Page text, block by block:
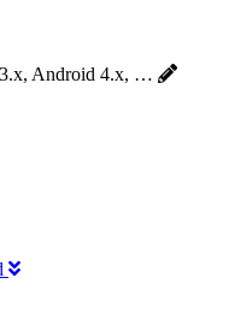
Android 4.x, …